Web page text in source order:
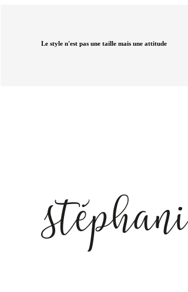
Le style n'est pas une taille mais une attitude